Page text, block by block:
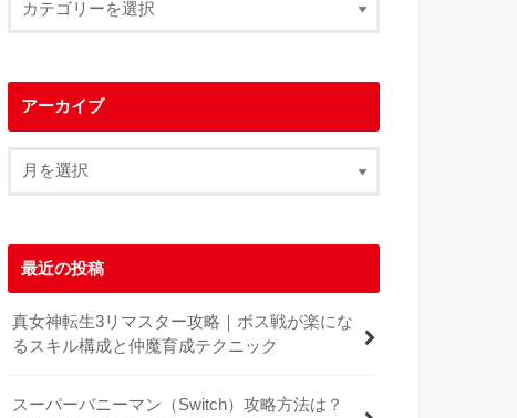
アーカイブ
最近の投稿
真女神転生3リマスター攻略｜ボス戦が楽にな
るスキル構成と仲魔育成テクニック
スーパーバニーマン（Switch）攻略方法は？